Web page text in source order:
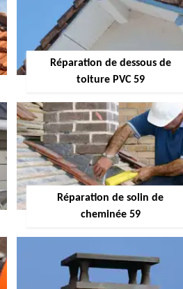
Réparation de dessous de
toiture PVC 59
Réparation de solin de
cheminée 59